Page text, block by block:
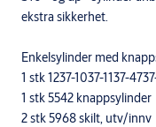
ekstra sikkerhet.
Enkelsylinder med
1 stk 1237-1037-1137-
1 stk 5542 knappsylinder
2 stk 5968 skilt, utv/innv